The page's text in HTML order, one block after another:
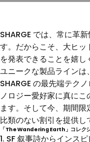
SHARGE では、常に革
す。だからこそ、大ヒ
を発表できることを嬉し
ユニークな製品ラインは
SHARGE の最先端テク
ノロジー愛好家に真に
ます。そして今、期間
比類のない割引を提供し
「The Wandering Earth」コレク
1. SF 叙事詩からインス